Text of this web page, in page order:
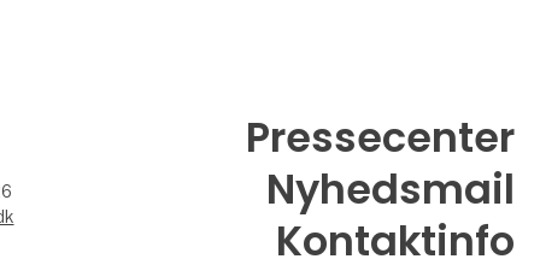
Pressecenter
Nyhedsmail
Kontaktinfo